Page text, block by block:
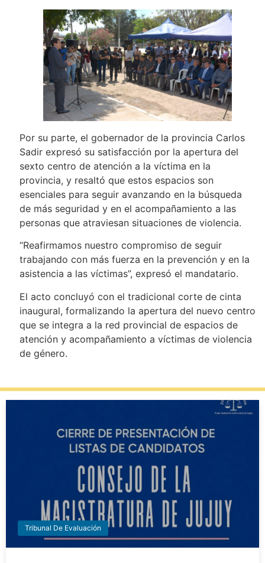
Por su parte, el gobernador de la provincia Carlos
Sadir expresó su satisfacción por la apertura del
sexto centro de atención a la víctima en la
provincia, y resaltó que estos espacios son
esenciales para seguir avanzando en la búsqueda
de más seguridad y en el acompañamiento a las
personas que atraviesan situaciones de violencia.
“Reafirmamos nuestro compromiso de seguir
trabajando con más fuerza en la prevención y en la
asistencia a las víctimas”, expresó el mandatario.
El acto concluyó con el tradicional corte de cinta
inaugural, formalizando la apertura del nuevo centro
que se integra a la red provincial de espacios de
atención y acompañamiento a víctimas de violencia
de género.
Tribunal De Evaluación